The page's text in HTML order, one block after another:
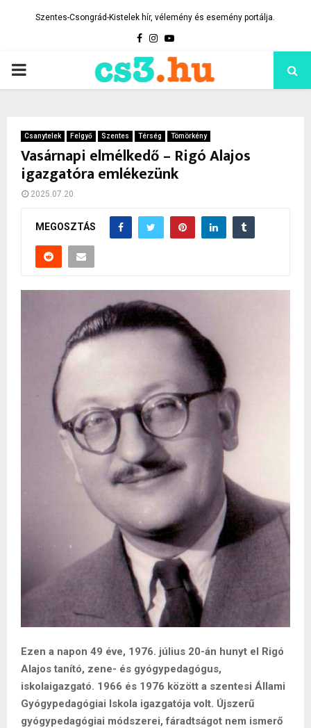
Szentes-Csongrád-Kistelek hír, vélemény és esemény portálja.
Facebook
Instagram
Youtube
PRIMARY
Csanytelek Felgyő Szentes Térség Tömörkény
Vasárnapi elmélkedő – Rigó Alajos
igazgatóra emlékezünk
2025.07.20.
MEGOSZTÁS
Ezen a napon 49 éve, 1976. július 20-án hunyt el Rigó
Alajos tanító, zene- és gyógypedagógus,
iskolaigazgató. 1966 és 1976 között a szentesi Állami
Gyógypedagógiai Iskola igazgatója volt. Újszerű
gyógypedagógiai módszerei, fáradtságot nem ismerő